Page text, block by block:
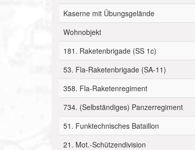
Kaserne mit Übungsgelände
Wohnobjekt
181. Raketenbrigade (SS 1c)
53. Fla-Raketenbrigade (SA-11)
358. Fla-Raketenregiment
734. (Selbständiges) Panzerregiment
51. Funktechnisches Bataillon
21. Mot.-Schützendivision